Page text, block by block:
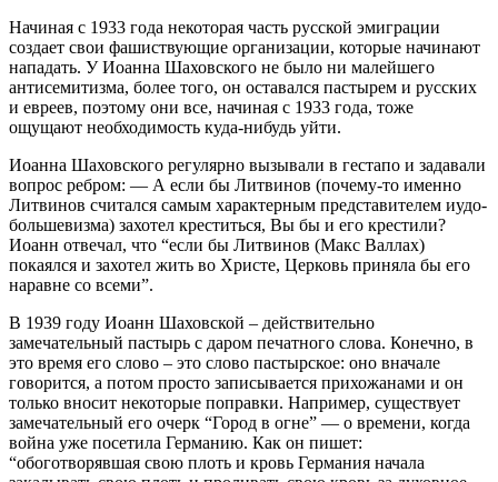
Начиная с 1933 года некоторая часть русской эмиграции
создает свои фашиствующие организации, которые начинают
нападать. У Иоанна Шаховского не было ни малейшего
антисемитизма, более того, он оставался пастырем и русских
и евреев, поэтому они все, начиная с 1933 года, тоже
ощущают необходимость куда-нибудь уйти.
Иоанна Шаховского регулярно вызывали в гестапо и задавали
вопрос ребром: — А если бы Литвинов (почему-то именно
Литвинов считался самым характерным представителем иудо-
большевизма) захотел креститься, Вы бы и его крестили?
Иоанн отвечал, что “если бы Литвинов (Макс Валлах)
покаялся и захотел жить во Христе, Церковь приняла бы его
наравне со всеми”.
В 1939 году Иоанн Шаховской – действительно
замечательный пастырь с даром печатного слова. Конечно, в
это время его слово – это слово пастырское: оно вначале
говорится, а потом просто записывается прихожанами и он
только вносит некоторые поправки. Например, существует
замечательный его очерк “Город в огне” — о времени, когда
война уже посетила Германию. Как он пишет:
“обоготворявшая свою плоть и кровь Германия начала